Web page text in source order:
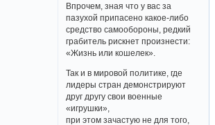
Впрочем, зная что у вас за
пазухой припасено какое-либо
средство самообороны, редкий
грабитель рискнет произнести:
«Жизнь или кошелек».
Так и в мировой политике, где
лидеры стран демонстрируют
друг другу свои военные
«игрушки»,
при этом зачастую не для того,